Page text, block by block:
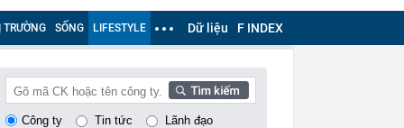
TRƯỜNG SỐNG LIFESTYLE Dữ liệu F INDEX
Công ty Tin tức Lãnh đạo